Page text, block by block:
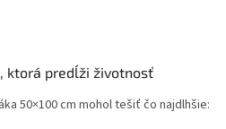
ktorá predĺži životnosť
50×100 cm mohol tešiť čo najdlhšie: